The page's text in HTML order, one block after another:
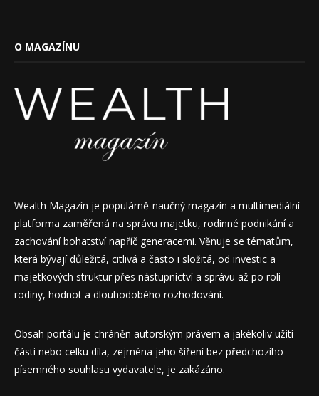
O MAGAZÍNU
Wealth Magazín je populárně-naučný magazín a multimediální
platforma zaměřená na správu majetku, rodinné podnikání a
zachování bohatství napříč generacemi. Věnuje se tématům,
která bývají důležitá, citlivá a často i složitá, od investic a
majetkových struktur přes nástupnictví a správu až po roli
rodiny, hodnot a dlouhodobého rozhodování.
Obsah portálu je chráněn autorským právem a jakékoliv užití
části nebo celku díla, zejména jeho šíření bez předchozího
písemného souhlasu vydavatele, je zakázáno.